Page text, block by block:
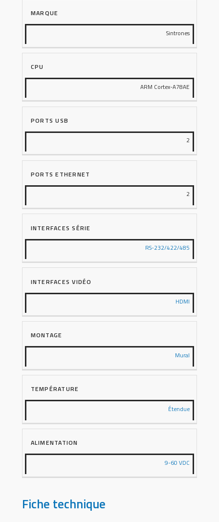
MARQUE
Sintrones
CPU
ARM Cortex-A78AE
PORTS USB
2
PORTS ETHERNET
2
INTERFACES SÉRIE
RS-232/422/485
INTERFACES VIDÉO
HDMI
MONTAGE
Mural
TEMPÉRATURE
Étendue
ALIMENTATION
9-60 VDC
Fiche technique